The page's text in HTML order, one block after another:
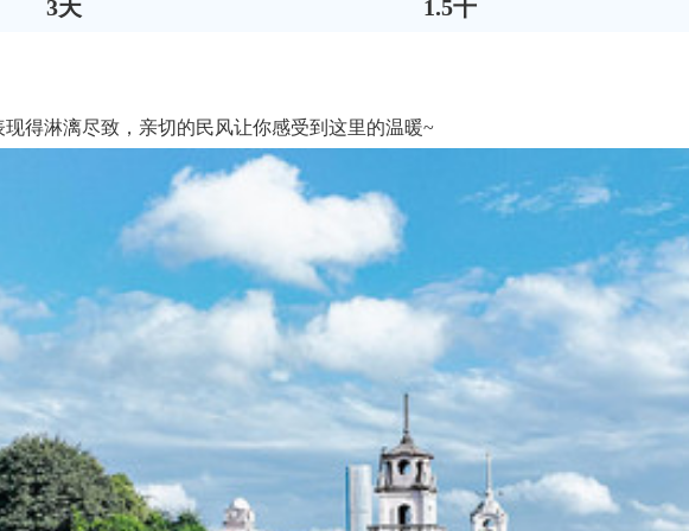
3天 1.5千
得淋漓尽致，亲切的民风让你感受到这里的温暖~